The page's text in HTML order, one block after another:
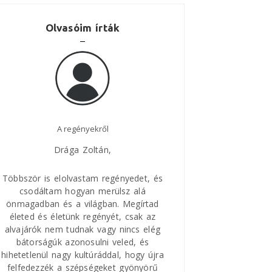
Olvasóim írták
A regényekről
Drága Zoltán,
Többször is elolvastam regényedet, és
csodáltam hogyan merülsz alá
önmagadban és a világban. Megírtad
életed és életünk regényét, csak az
alvajárók nem tudnak vagy nincs elég
bátorságúk azonosulni veled, és
hihetetlenül nagy kultúráddal, hogy újra
felfedezzék a szépségeket gyönyörű